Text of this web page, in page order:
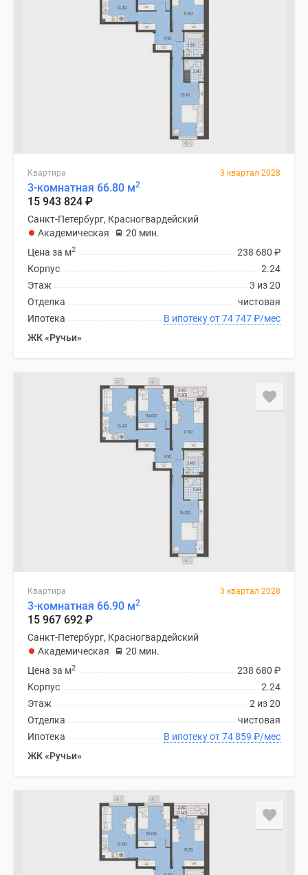
Квартира 3 квартал 2028
3-комнатная 66.80 м2
15 943 824 ₽
Санкт-Петербург, Красногвардейский
Академическая
20 мин.
238 680 ₽
Цена за м2
2.24
Корпус
3 из 20
Этаж
чистовая
Отделка
В ипотеку от 74 747₽/мес
Ипотека
ЖК «Ручьи»
Квартира 3 квартал 2028
3-комнатная 66.90 м2
15 967 692 ₽
Санкт-Петербург, Красногвардейский
Академическая
20 мин.
238 680 ₽
Цена за м2
2.24
Корпус
2 из 20
Этаж
чистовая
Отделка
В ипотеку от 74 859 ₽/мес
Ипотека
ЖК «Ручьи»